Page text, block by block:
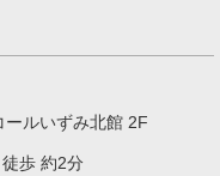
ルいずみ北館 2F
歩 約2分